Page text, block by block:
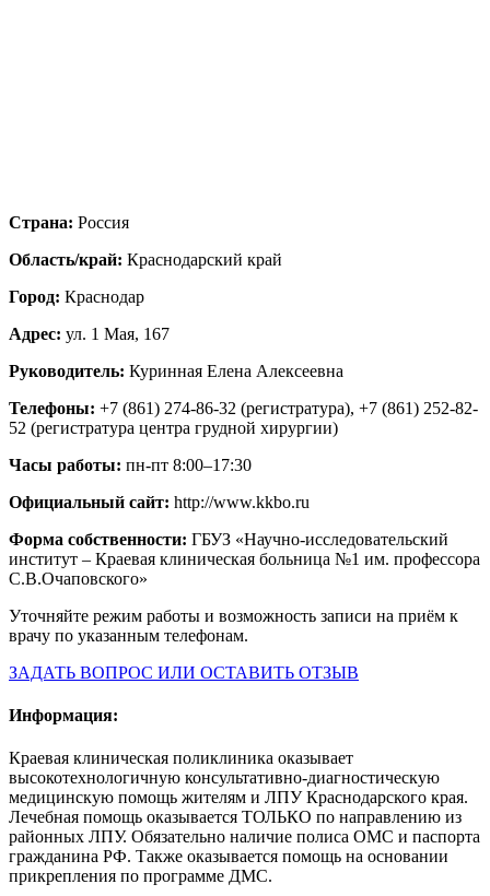
Страна: Россия
Область/край: Краснодарский край
Город: Краснодар
Адрес: ул. 1 Мая, 167
Руководитель: Куринная Елена Алексеевна
Телефоны: +7 (861) 274-86-32 (регистратура), +7 (861) 252-82-
52 (регистратура центра грудной хирургии)
Часы работы: пн-пт 8:00–17:30
Официальный сайт: http://www.kkbo.ru
Форма собственности: ГБУЗ «Научно-исследовательский
институт – Краевая клиническая больница №1 им. профессора
С.В.Очаповского»
Уточняйте режим работы и возможность записи на приём к
врачу по указанным телефонам.
ЗАДАТЬ ВОПРОС ИЛИ ОСТАВИТЬ ОТЗЫВ
Информация:
Краевая клиническая поликлиника оказывает
высокотехнологичную консультативно-диагностическую
медицинскую помощь жителям и ЛПУ Краснодарского края.
Лечебная помощь оказывается ТОЛЬКО по направлению из
районных ЛПУ. Обязательно наличие полиса ОМС и паспорта
гражданина РФ. Также оказывается помощь на основании
прикрепления по программе ДМС.